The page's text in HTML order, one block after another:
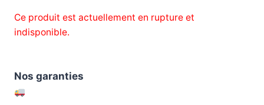
Ce produit est actuellement en rupture et
indisponible.
Nos garanties